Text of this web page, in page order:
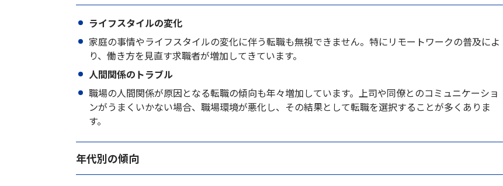
ライフスタイルの変化
家庭の事情やライフスタイルの変化に伴う転職も無視できません。特にリモートワークの普及によ
り、働き方を見直す求職者が増加してきています。
人間関係のトラブル
職場の人間関係が原因となる転職の傾向も年々増加しています。上司や同僚とのコミュニケーショ
ンがうまくいかない場合、職場環境が悪化し、その結果として転職を選択することが多くありま
す。
年代別の傾向